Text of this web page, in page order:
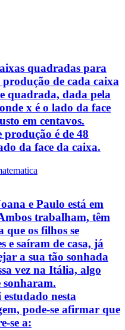
quadradas para
de cada caixa
quadrada, dada pela
x é o lado da face
em centavos.
produção é de 48
da face da caixa.
e Paulo está em
trabalham, têm
que os filhos se
e saíram de casa, já
a sua tão sonhada
vez na Itália, algo
sonharam.
nesta
pode-se afirmar que
se a: